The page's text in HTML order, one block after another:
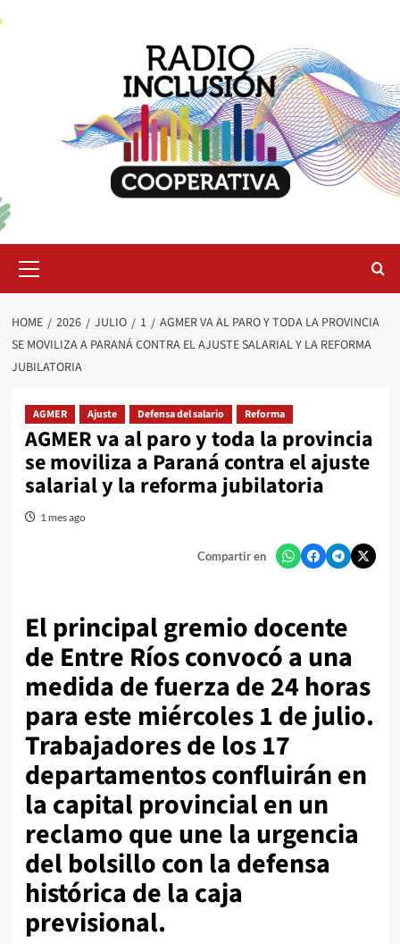
Menu
HOME 2026 JULIO 1
AGMER VA AL PARO Y TODA LA PROVINCIA
SE MOVILIZA A PARANÁ CONTRA EL AJUSTE SALARIAL Y LA REFORMA
JUBILATORIA
AGMER Ajuste Defensa del salario Reforma
AGMER va al paro y toda la provincia
se moviliza a Paraná contra el ajuste
salarial y la reforma jubilatoria
1 mes ago
Compartir en
El principal gremio docente
de Entre Ríos convocó a una
medida de fuerza de 24 horas
para este miércoles 1 de julio.
Trabajadores de los 17
departamentos confluirán en
la capital provincial en un
reclamo que une la urgencia
del bolsillo con la defensa
histórica de la caja
previsional.